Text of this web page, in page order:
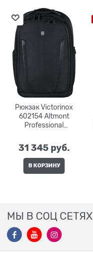
Рюкзак Victorinox
602154 Altmont
Professional
24 л. | 30x23x43
31 345 руб.
В КОРЗИНУ
МЫ В СОЦ СЕТЯХ